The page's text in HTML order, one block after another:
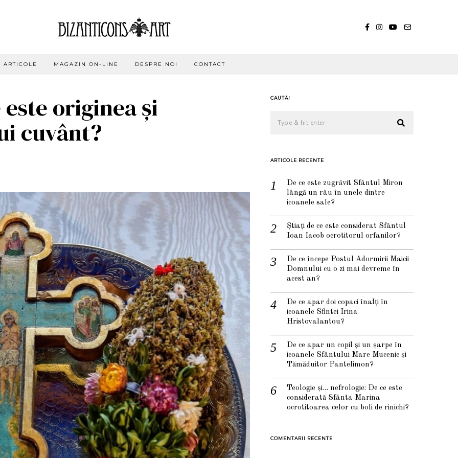
ARTICOLE MAGAZIN ON-LINE DESPRE NOI CONTACT
este originea și
cuvânt?
CAUTĂ!
ARTICOLE RECENTE
De ce este zugrăvit Sfântul Miron
lângă un râu în unele dintre
icoanele sale?
Știați de ce este considerat Sfântul
Ioan Iacob ocrotitorul orfanilor?
De ce începe Postul Adormirii Maicii
Domnului cu o zi mai devreme în
acest an?
De ce apar doi copaci înalți în
icoanele Sfintei Irina
Hristovalantou?
De ce apar un copil și un șarpe în
icoanele Sfântului Mare Mucenic și
Tămăduitor Pantelimon?
Teologie și… nefrologie: De ce este
considerată Sfânta Marina
ocrotitoarea celor cu boli de rinichi?
COMENTARII RECENTE